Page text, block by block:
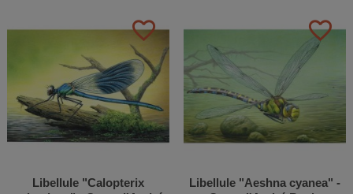
favorite_border
Libellule "Calopterix
favorite_border
Libellule "Aeshna cyanea" -